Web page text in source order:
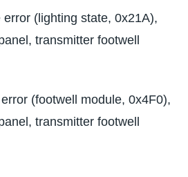
(lighting state, 0x21A),
transmitter footwell
(footwell module, 0x4F0),
transmitter footwell